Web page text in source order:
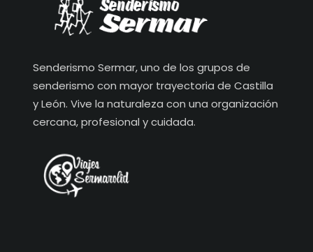
Senderismo Sermar, uno de los grupos de
senderismo con mayor trayectoria de Castilla
y León. Vive la naturaleza con una organización
cercana, profesional y cuidada.